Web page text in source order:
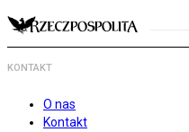
KONTAKT
O nas
Kontakt